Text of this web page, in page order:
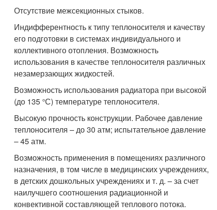
Отсутствие межсекционных стыков.
Индифферентность к типу теплоносителя и качеству
его подготовки в системах индивидуального и
коллективного отопления. Возможность
использования в качестве теплоносителя различных
незамерзающих жидкостей.
Возможность использования радиатора при высокой
(до 135 °С) температуре теплоносителя.
Высокую прочность конструкции. Рабочее давление
теплоносителя – до 30 атм; испытательное давление
– 45 атм.
Возможность применения в помещениях различного
назначения, в том числе в медицинских учреждениях,
в детских дошкольных учреждениях и т. д. – за счет
наилучшего соотношения радиационной и
конвективной составляющей теплового потока.